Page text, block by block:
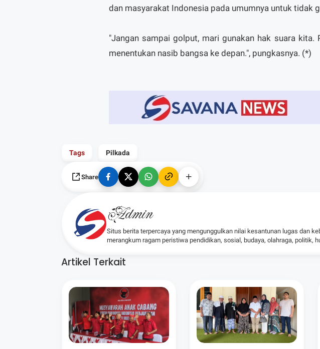
dan masyarakat Indonesia pada umumnya untuk tidak
"Jangan sampai golput, mari gunakan hak suara
menentukan nasib bangsa ke depan.", pungkasnya. (*)
Tags Pilkada
Share
Admin
Situs berita terpercaya yang mengunggulkan nilai kesantunan lugas dan
merangkum ragam peristiwa pendidikan, sosial, budaya, olahraga, politik,
Artikel Terkait